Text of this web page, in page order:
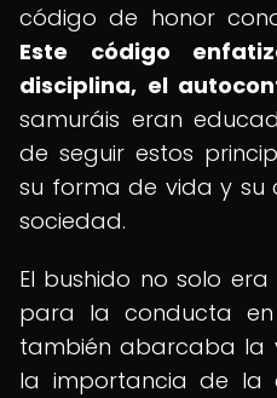
código de honor
Este código
disciplina, el
samuráis eran
de seguir estos
su forma de vida y su
sociedad.
El bushido no solo
para la conducta
también abarcaba la
la importancia de la